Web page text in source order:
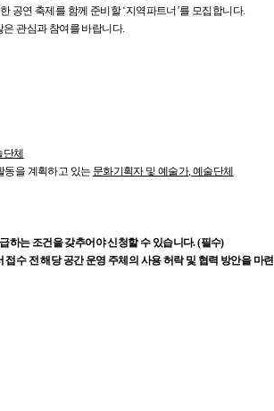
공연 축제를 함께 준비할 ‘지역파트너’를 모집합니다.
관심과 참여를 바랍니다.
체
동을 계획하고 있는 문화기획자 및 예술가,예술단체
하는 조건을 갖추어야 신청할 수 있습니다. (필수)
수 전 해당 공간 운영 주체의 사용 허락 및 협력 방안을 마련